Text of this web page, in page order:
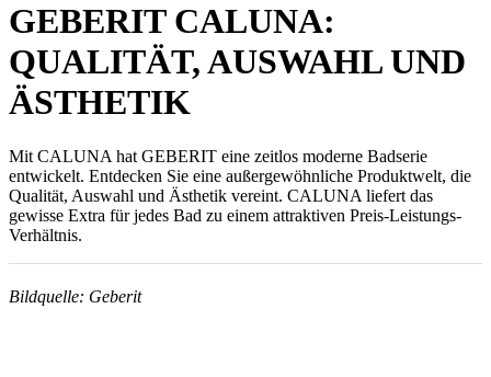
GEBERIT CALUNA:
QUALITÄT, AUSWAHL UND
ÄSTHETIK
Mit CALUNA hat GEBERIT eine zeitlos moderne Badserie
entwickelt. Entdecken Sie eine außergewöhnliche Produktwelt, die
Qualität, Auswahl und Ästhetik vereint. CALUNA liefert das
gewisse Extra für jedes Bad zu einem attraktiven Preis-Leistungs-
Verhältnis.
Bildquelle: Geberit